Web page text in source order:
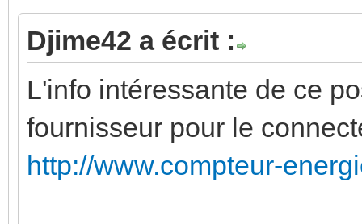
Djime42 a écrit :
L'info intéressante de ce
fournisseur pour le
http://www.compteur-